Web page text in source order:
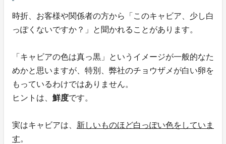
時折、お客様や関係者の方から「このキャビア、少し白
っぽくないですか？」と聞かれることがあります。
「キャビアの色は真っ黒」というイメージが一般的なた
めかと思いますが、特別、弊社のチョウザメが白い卵を
もっているわけではありません。
ヒントは、 鮮度です。
実はキャビアは、 新しいものほど白っぽい色をしていま
す。